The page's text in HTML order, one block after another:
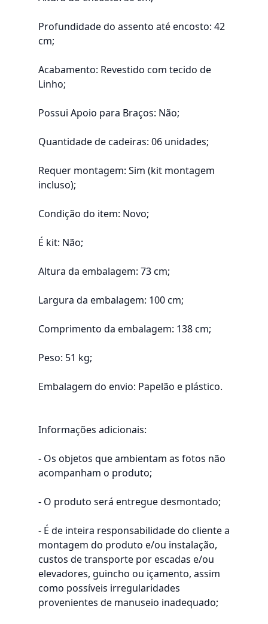
Profundidade do assento até encosto: 42
cm;
Acabamento: Revestido com tecido de
Linho;
Possui Apoio para Braços: Não;
Quantidade de cadeiras: 06 unidades;
Requer montagem: Sim (kit montagem
incluso);
Condição do item: Novo;
É kit: Não;
Altura da embalagem: 73 cm;
Largura da embalagem: 100 cm;
Comprimento da embalagem: 138 cm;
Peso: 51 kg;
Embalagem do envio: Papelão e plástico.
Informações adicionais:
- Os objetos que ambientam as fotos não
acompanham o produto;
- O produto será entregue desmontado;
- É de inteira responsabilidade do cliente a
montagem do produto e/ou instalação,
custos de transporte por escadas e/ou
elevadores, guincho ou içamento, assim
como possíveis irregularidades
provenientes de manuseio inadequado;